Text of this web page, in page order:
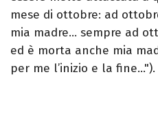
mese di ottobre: ad
mia madre… sempre ad
ed è morta anche mia
per me l’inizio e la fine…").